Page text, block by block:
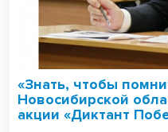
«Знать, чтобы
Новосибирской
акции «Диктант